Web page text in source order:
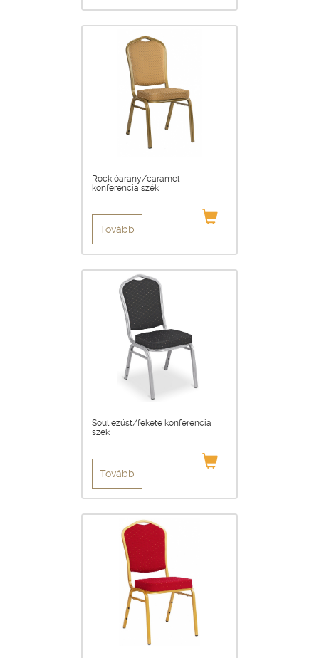
Rock óarany/caramel
konferencia szék
Tovább
Soul ezüst/fekete konferencia
szék
Tovább